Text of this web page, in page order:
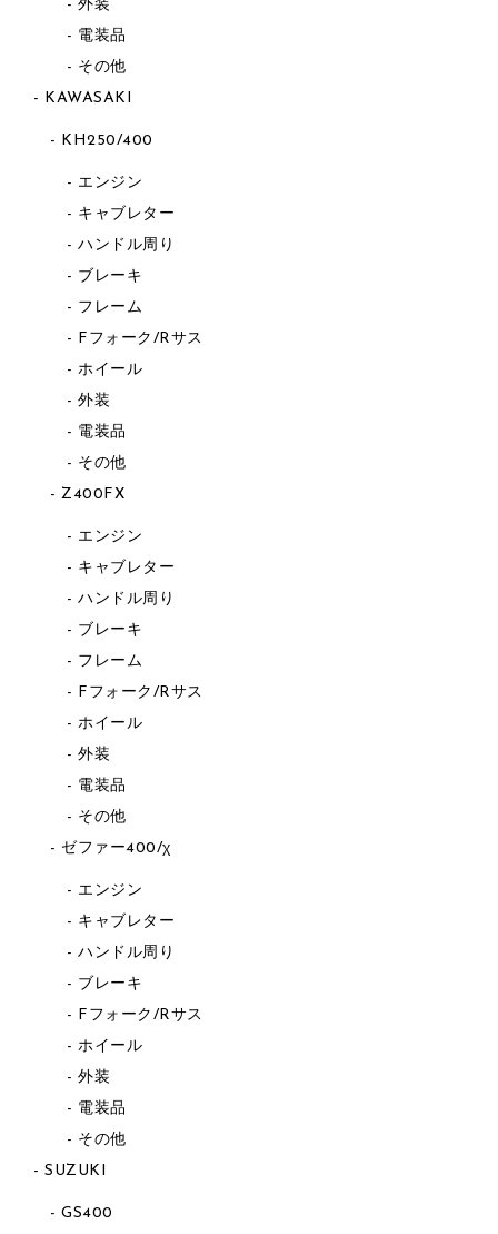
外装
電装品
その他
KAWASAKI
KH250/400
エンジン
キャブレター
ハンドル周り
ブレーキ
フレーム
Fフォーク/Rサス
ホイール
外装
電装品
その他
Z400FX
エンジン
キャブレター
ハンドル周り
ブレーキ
フレーム
Fフォーク/Rサス
ホイール
外装
電装品
その他
ゼファー400/χ
エンジン
キャブレター
ハンドル周り
ブレーキ
Fフォーク/Rサス
ホイール
外装
電装品
その他
SUZUKI
GS400